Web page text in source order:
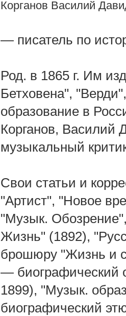
Корганов Василий
— писатель по
Род. в 1865 г. Им
Бетховена",
образование в
Корганов, Василий
музыкальный
Свои статьи и
"Артист", "Новое
"Музык.
Жизнь" (1892),
брошюру "Жизнь и
— биографический
1899), "Музык.
биографический